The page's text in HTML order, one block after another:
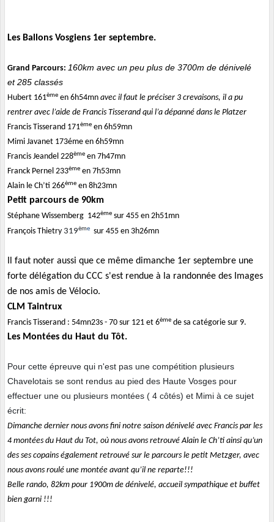
Les Ballons Vosgiens 1er septembre.
Grand Parcours: 160km avec un peu plus de 3700m de dénivelé
et 285 classés
Hubert 161ème en 6h54mn avec il faut le préciser 3 crevaisons, il a pu
rentrer avec l’aide de Francis Tisserand qui l’a dépanné dans le Platzer
Francis Tisserand 171ème en 6h59mn
Mimi Javanet 173éme en 6h59mn
Francis Jeandel 228ème en 7h47mn
Franck Pernel 233ème en 7h53mn
Alain le Ch’ti 266ème en 8h23mn
Petit parcours de 90km
Stéphane Wissemberg 142ème sur 455 en 2h51mn
François Thietry 319ème sur 455 en 3h26mn
Il faut noter aussi que ce même dimanche 1er septembre une
forte délégation du CCC s'est rendue à la randonnée des Images
de nos amis de Vélocio.
CLM Taintrux
Francis Tisserand : 54mn23s - 70 sur 121 et 6ème de sa catégorie sur 9.
Les Montées du Haut du Tôt.
Pour cette épreuve qui n'est pas une compétition plusieurs
Chavelotais se sont rendus au pied des Haute Vosges pour
effectuer une ou plusieurs montées ( 4 côtés) et Mimi à ce sujet
écrit:
Dimanche dernier nous avons fini notre saison dénivelé avec Francis par les
4 montées du Haut du Tot, où nous avons retrouvé Alain le Ch’ti ainsi qu’un
des ses copains également retrouvé sur le parcours le petit Metzger, avec
nous avons roulé une montée avant qu’il ne reparte!!!
Belle rando, 82km pour 1900m de dénivelé, accueil sympathique et buffet
bien garni !!!